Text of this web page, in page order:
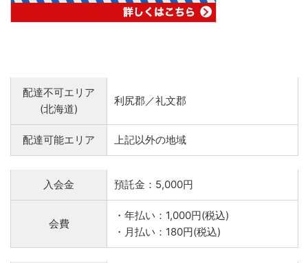
配達不可エリア
(北海道)
利尻郡／礼文郡
配達可能エリア 上記以外の地域
入会金 預託金：5,000円
会費
・年払い：1,000円(税込)
・月払い：180円(税込)